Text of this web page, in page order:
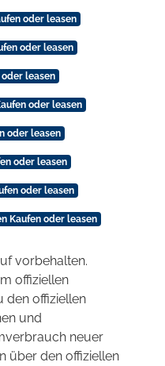
oder leasen
oder leasen
leasen
oder leasen
oder leasen
oder leasen
oder leasen
Kaufen oder leasen
vorbehalten.
offiziellen
den offiziellen
und
neuer
über den offiziellen